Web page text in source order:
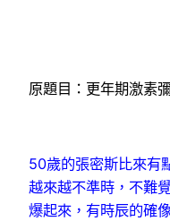
原題目：更年期激素
50歲的張密斯比來有
越來越不準時，不難
爆起來，有時辰的確